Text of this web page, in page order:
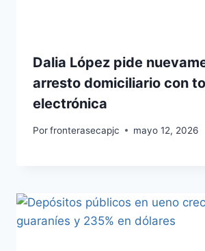
Dalia López pide
arresto domiciliario con
electrónica
Porfronterasecapjc mayo 12, 2026